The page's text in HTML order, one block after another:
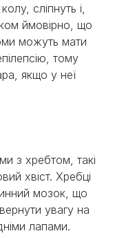
сліпнуть і,
ймовірно, що
можуть мати
тому
якщо у неї
з хребтом, такі
хвіст. Хребці
мозок, що
увагу на
лапами.